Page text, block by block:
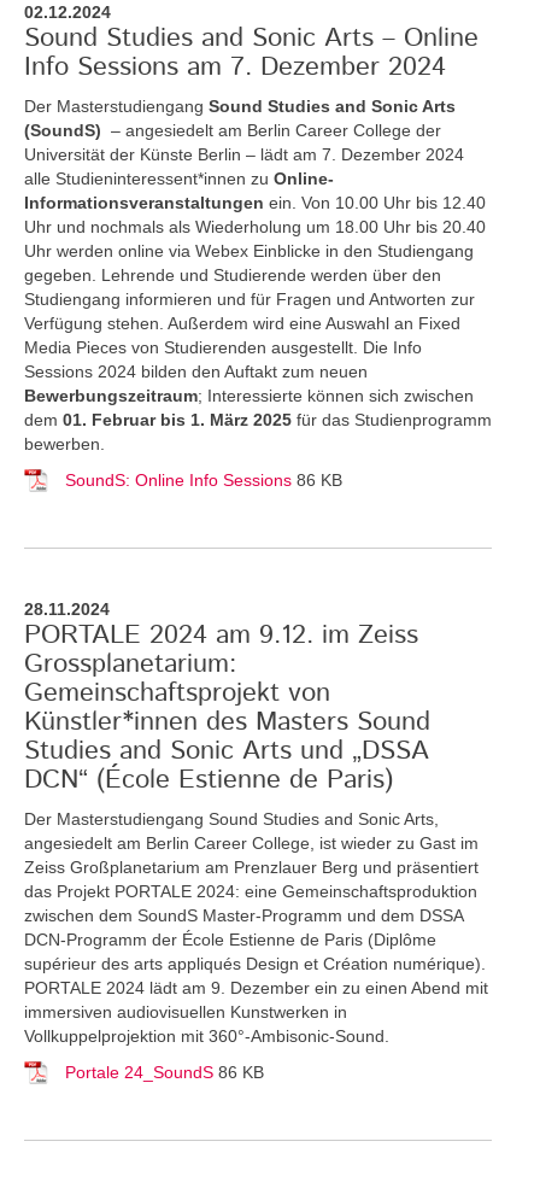
02.12.2024
Sound Studies and Sonic Arts – Online
Info Sessions am 7. Dezember 2024
Der Masterstudiengang Sound Studies and Sonic Arts
(SoundS) – angesiedelt am Berlin Career College der
Universität der Künste Berlin – lädt am 7. Dezember 2024
alle Studieninteressent*innen zu Online-
Informationsveranstaltungen ein. Von 10.00 Uhr bis 12.40
Uhr und nochmals als Wiederholung um 18.00 Uhr bis 20.40
Uhr werden online via Webex Einblicke in den Studiengang
gegeben. Lehrende und Studierende werden über den
Studiengang informieren und für Fragen und Antworten zur
Verfügung stehen. Außerdem wird eine Auswahl an Fixed
Media Pieces von Studierenden ausgestellt. Die Info
Sessions 2024 bilden den Auftakt zum neuen
Bewerbungszeitraum; Interessierte können sich zwischen
dem 01. Februar bis 1. März 2025 für das Studienprogramm
bewerben.
SoundS: Online Info Sessions 86 KB
28.11.2024
PORTALE 2024 am 9.12. im Zeiss
Grossplanetarium:
Gemeinschaftsprojekt von
Künstler*innen des Masters Sound
Studies and Sonic Arts und „DSSA
DCN“ (École Estienne de Paris)
Der Masterstudiengang Sound Studies and Sonic Arts,
angesiedelt am Berlin Career College, ist wieder zu Gast im
Zeiss Großplanetarium am Prenzlauer Berg und präsentiert
das Projekt PORTALE 2024: eine Gemeinschaftsproduktion
zwischen dem SoundS Master-Programm und dem DSSA
DCN-Programm der École Estienne de Paris (Diplôme
supérieur des arts appliqués Design et Création numérique).
PORTALE 2024 lädt am 9. Dezember ein zu einen Abend mit
immersiven audiovisuellen Kunstwerken in
Vollkuppelprojektion mit 360°-Ambisonic-Sound.
Portale 24_SoundS 86 KB